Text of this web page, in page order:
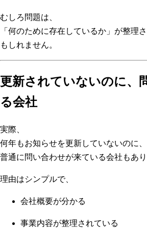
むしろ問題は、
「何のために存在しているか」が整理
もしれません。
更新されていないのに、
る会社
実際、
何年もお知らせを更新していないのに、
普通に問い合わせが来ている会社もあり
理由はシンプルで、
会社概要が分かる
事業内容が整理されている